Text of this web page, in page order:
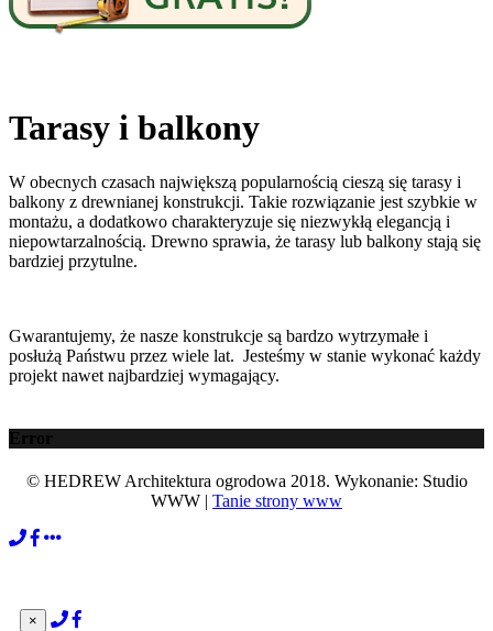
Tarasy i balkony
W obecnych czasach największą popularnością cieszą się tarasy i
balkony z drewnianej konstrukcji. Takie rozwiązanie jest szybkie w
montażu, a dodatkowo charakteryzuje się niezwykłą elegancją i
niepowtarzalnością. Drewno sprawia, że tarasy lub balkony stają się
bardziej przytulne.
Gwarantujemy, że nasze konstrukcje są bardzo wytrzymałe i
posłużą Państwu przez wiele lat. Jesteśmy w stanie wykonać każdy
projekt nawet najbardziej wymagający.
Error
© HEDREW Architektura ogrodowa 2018. Wykonanie: Studio
WWW | Tanie strony www
×